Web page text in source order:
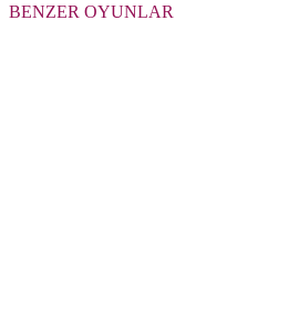
BENZER OYUNLAR